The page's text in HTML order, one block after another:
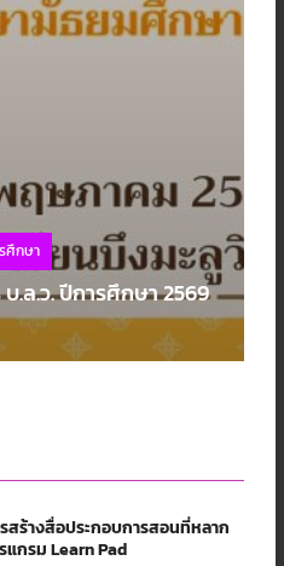
ศึกษา
.ล.ว. ปีการศึกษา 2569
สร้างสื่อประกอบการสอนที่หลาก
แกรม Learn Pad